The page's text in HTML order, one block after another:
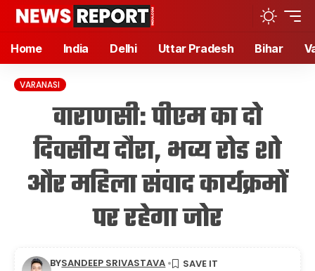
Home India Delhi Uttar Pradesh Bihar
VARANASI
वाराणसी: पीएम का दो
दिवसीय दौरा, भव्य रोड शो
और महिला संवाद कार्यक्रमों
पर रहेगा जोर
BYSANDEEP SRIVASTAVA